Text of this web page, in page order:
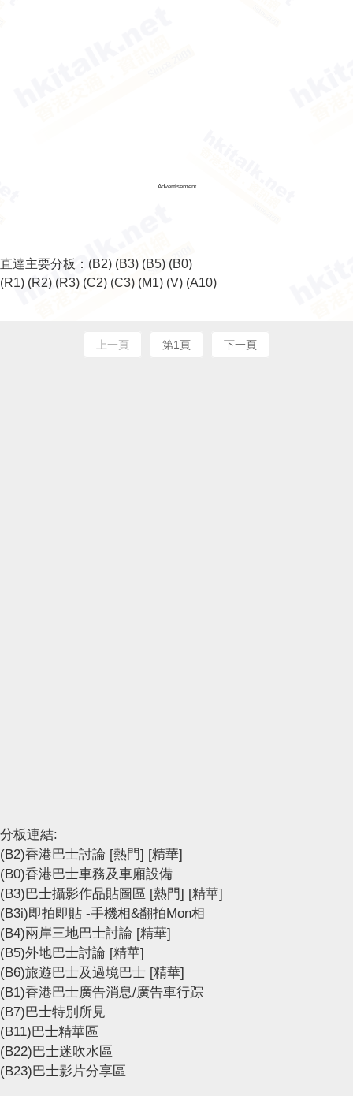
Advertisement
直達主要分板： (B2) (B3) (B5) (B0)
(R1) (R2) (R3) (C2) (C3) (M1) (V) (A10)
上一頁 第1頁 下一頁
分板連結:
(B2)香港巴士討論 [熱門] [精華]
(B0)香港巴士車務及車廂設備
(B3)巴士攝影作品貼圖區 [熱門] [精華]
(B3i)即拍即貼 -手機相&翻拍Mon相
(B4)兩岸三地巴士討論 [精華]
(B5)外地巴士討論 [精華]
(B6)旅遊巴士及過境巴士 [精華]
(B1)香港巴士廣告消息/廣告車行踪
(B7)巴士特別所見
(B11)巴士精華區
(B22)巴士迷吹水區
(B23)巴士影片分享區